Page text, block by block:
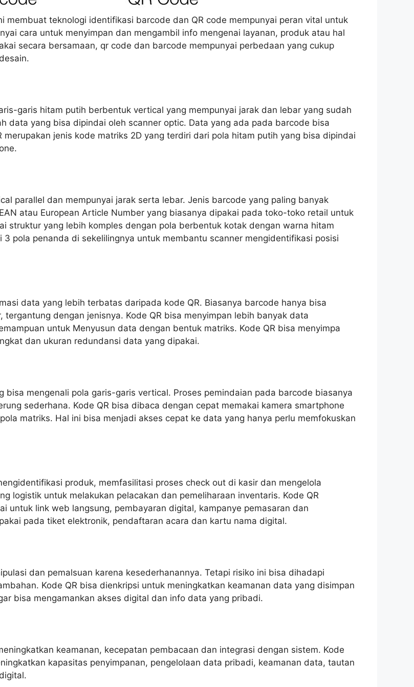
membuat teknologi identifikasi barcode dan QR code mempunyai peran vital untuk
cara untuk menyimpan dan mengambil info mengenai layanan, produk atau hal
secara bersamaan, qr code dan barcode mempunyai perbedaan yang cukup
garis hitam putih berbentuk vertical yang mempunyai jarak dan lebar yang sudah
data yang bisa dipindai oleh scanner optic. Data yang ada pada barcode bisa
jenis kode matriks 2D yang terdiri dari pola hitam putih yang bisa dipindai
parallel dan mempunyai jarak serta lebar. Jenis barcode yang paling banyak
atau European Article Number yang biasanya dipakai pada toko-toko retail untuk
struktur yang lebih komples dengan pola berbentuk kotak dengan warna hitam
pola penanda di sekelilingnya untuk membantu scanner mengidentifikasi posisi
data yang lebih terbatas daripada kode QR. Biasanya barcode hanya bisa
dengan jenisnya. Kode QR bisa menyimpan lebih banyak data
untuk Menyusun data dengan bentuk matriks. Kode QR bisa menyimpa
dan ukuran redundansi data yang dipakai.
bisa mengenali pola garis-garis vertical. Proses pemindaian pada barcode biasanya
sederhana. Kode QR bisa dibaca dengan cepat memakai kamera smartphone
matriks. Hal ini bisa menjadi akses cepat ke data yang hanya perlu memfokuskan
produk, memfasilitasi proses check out di kasir dan mengelola
logistik untuk melakukan pelacakan dan pemeliharaan inventaris. Kode QR
untuk link web langsung, pembayaran digital, kampanye pemasaran dan
pada tiket elektronik, pendaftaran acara dan kartu nama digital.
dan pemalsuan karena kesederhanannya. Tetapi risiko ini bisa dihadapi
Kode QR bisa dienkripsi untuk meningkatkan keamanan data yang disimpan
bisa mengamankan akses digital dan info data yang pribadi.
keamanan, kecepatan pembacaan dan integrasi dengan sistem. Kode
kapasitas penyimpanan, pengelolaan data pribadi, keamanan data, tautan